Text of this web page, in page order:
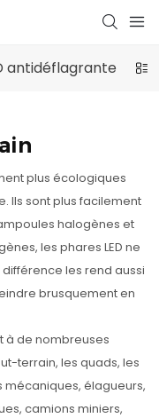
antidéflagrante
plus écologiques
Ils sont plus facilement
halogènes et
les phares LED ne
les rend aussi
brusquement en
à de nombreuses
terrain, les quads, les
élagueurs,
camions miniers,